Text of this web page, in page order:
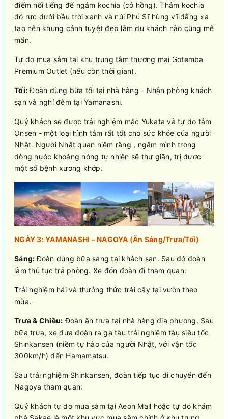
điểm nổi tiếng để ngắm kochia (cỏ hồng). Thảm kochia
đỏ rực dưới bầu trời xanh và núi Phú Sĩ hùng vĩ đằng xa
tạo nên khung cảnh tuyệt đẹp làm du khách nào cũng mê
mẩn.
Tự do mua sắm tại khu trung tâm thương mại Gotemba
Premium Outlet (nếu còn thời gian).
Tối:Đoàn dùng bữa tối tại nhà hàng - Nhận phòng khách
sạn và nghỉ đêm tại Yamanashi.
Quý khách sẽ được trải nghiệm mặc Yukata và tự do tắm
Onsen - một loại hình tắm rất tốt cho sức khỏe của người
Nhật. Người Nhật quan niệm rằng , ngâm mình trong
dòng nước khoáng nóng tự nhiên sẽ thư giãn, trị được
một số bệnh xương khớp.
NGÀY 3: YAMANASHI – NAGOYA (Ăn Sáng/Trưa/Tối)
Sáng:Đoàn dùng bữa sáng tại khách sạn. Sau đó đoàn
làm thủ tục trả phòng. Xe đón đoàn đi tham quan:
Trải nghiệm hái và thưởng thức trái cây tại vườn theo
mùa.
Trưa & Chiều: Đoàn ăn trưa tại nhà hàng địa phương. Sau
bữa trưa, xe đưa đoàn ra ga tàu trải nghiệm tàu siêu tốc
Shinkansen (niềm tự hào của người Nhật, với vận tốc
300km/h) đến Hamamatsu.
Sau trải nghiệm Shinkansen, đoàn tiếp tục di chuyển đến
Nagoya tham quan:
Quý khách tự do mua sắm tại Aeon Mall hoặc tự do khám